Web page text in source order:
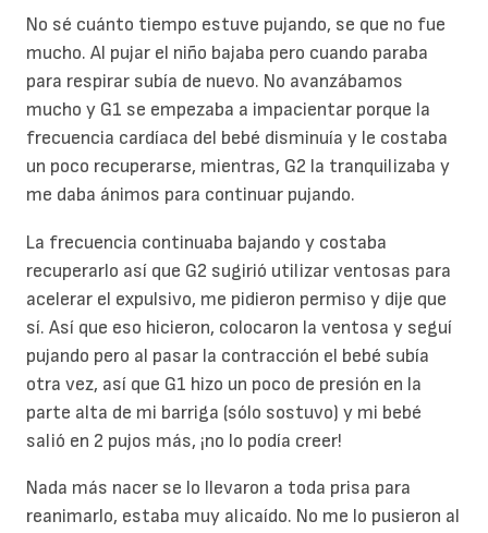
No sé cuánto tiempo estuve pujando, se que no fue
mucho. Al pujar el niño bajaba pero cuando paraba
para respirar subía de nuevo. No avanzábamos
mucho y G1 se empezaba a impacientar porque la
frecuencia cardíaca del bebé disminuía y le costaba
un poco recuperarse, mientras, G2 la tranquilizaba y
me daba ánimos para continuar pujando.
La frecuencia continuaba bajando y costaba
recuperarlo así que G2 sugirió utilizar ventosas para
acelerar el expulsivo, me pidieron permiso y dije que
sí. Así que eso hicieron, colocaron la ventosa y seguí
pujando pero al pasar la contracción el bebé subía
otra vez, así que G1 hizo un poco de presión en la
parte alta de mi barriga (sólo sostuvo) y mi bebé
salió en 2 pujos más, ¡no lo podía creer!
Nada más nacer se lo llevaron a toda prisa para
reanimarlo, estaba muy alicaído. No me lo pusieron al